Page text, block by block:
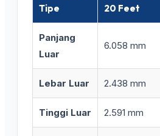
Tipe
20 Feet
Panjang
Luar
6.058 mm
Lebar Luar 2.438 mm
Tinggi Luar 2.591 mm